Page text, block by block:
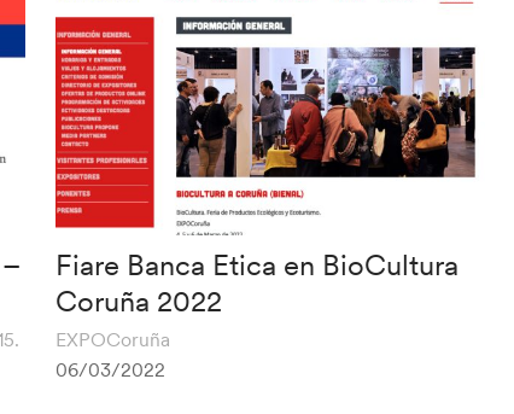
Fiare Banca Etica en BioCultura
Coruña 2022
EXPOCoruña
06/03/2022